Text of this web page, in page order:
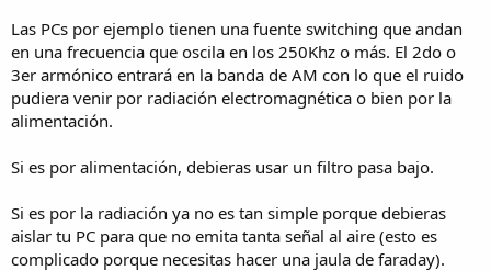
Las PCs por ejemplo tienen una fuente switching que andan
en una frecuencia que oscila en los 250Khz o más. El 2do o
3er armónico entrará en la banda de AM con lo que el ruido
pudiera venir por radiación electromagnética o bien por la
alimentación.
Si es por alimentación, debieras usar un filtro pasa bajo.
Si es por la radiación ya no es tan simple porque debieras
aislar tu PC para que no emita tanta señal al aire (esto es
complicado porque necesitas hacer una jaula de faraday).